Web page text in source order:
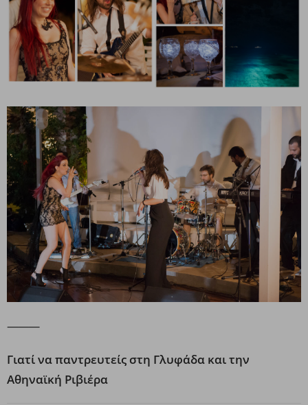
⸻
Γιατί να παντρευτείς στη Γλυφάδα και την
Αθηναϊκή Ριβιέρα